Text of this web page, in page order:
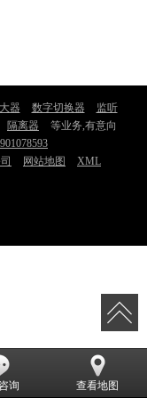
器 数字切换器
监听
隔离器
等业务,有意向
网站地图 XML
询 查看地图